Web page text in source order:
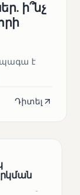
ի՞նչ
է
Դիտել